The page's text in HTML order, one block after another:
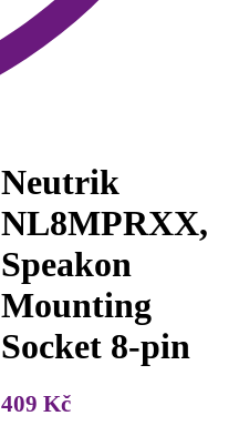
Neutrik
NL8MPRXX,
Speakon
Mounting
Socket 8-pin
409 Kč